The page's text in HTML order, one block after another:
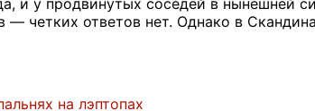
и у продвинутых соседей в нынешней
четких ответов нет. Однако в
на лэптопах